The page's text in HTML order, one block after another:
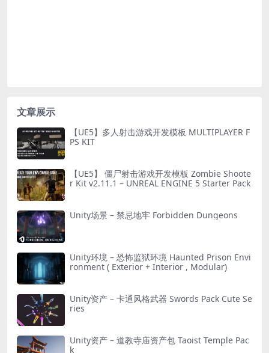
文章展示
【UE5】多人射击游戏开发模板 MULTIPLAYER F
PS KIT
【UE5】 僵尸射击游戏开发模板 Zombie Shoote
r Kit v2.11.1 – UNREAL ENGINE 5 Starter Pack
Unity场景 – 禁忌地牢 Forbidden Dungeons
Unity环境 – 恐怖监狱环境 Haunted Prison Envi
ronment ( Exterior + Interior , Modular)
Unity资产 – 卡通风格武器 Swords Pack Cute Se
ries
Unity资产 – 道教寺庙资产包 Taoist Temple Pac
k